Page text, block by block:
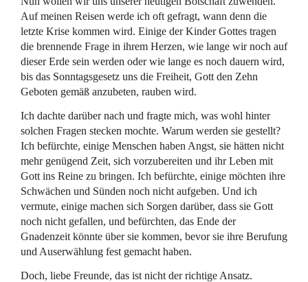
Auf meinen Reisen werde ich oft gefragt, wann denn die
letzte Krise kommen wird. Einige der Kinder Gottes tragen
die brennende Frage in ihrem Herzen, wie lange wir noch auf
dieser Erde sein werden oder wie lange es noch dauern wird,
bis das Sonntagsgesetz uns die Freiheit, Gott den Zehn
Geboten gemäß anzubeten, rauben wird.
Ich dachte darüber nach und fragte mich, was wohl hinter
solchen Fragen stecken mochte. Warum werden sie gestellt?
Ich befürchte, einige Menschen haben Angst, sie hätten nicht
mehr genügend Zeit, sich vorzubereiten und ihr Leben mit
Gott ins Reine zu bringen. Ich befürchte, einige möchten ihre
Schwächen und Sünden noch nicht aufgeben. Und ich
vermute, einige machen sich Sorgen darüber, dass sie Gott
noch nicht gefallen, und befürchten, das Ende der
Gnadenzeit könnte über sie kommen, bevor sie ihre Berufung
und Auserwählung fest gemacht haben.
Doch, liebe Freunde, das ist nicht der richtige Ansatz.